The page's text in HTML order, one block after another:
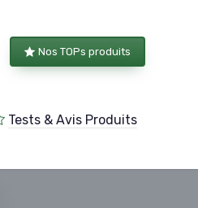
Nos TOPs produits
Tests & Avis Produits